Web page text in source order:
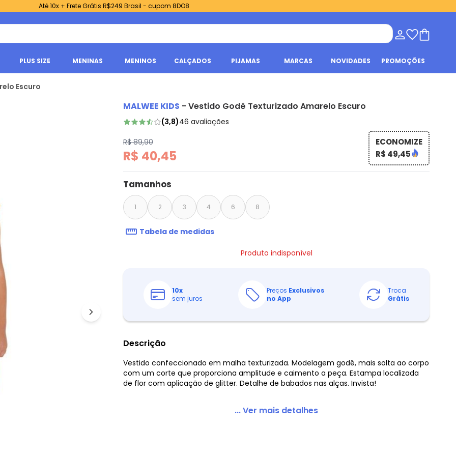
Até 10x + Frete Grátis R$249 Brasil - cupom 8DO8
PLUS SIZE MENINAS MENINOS CALÇADOS PIJAMAS MARCAS NOVIDADES PROMOÇÕES
Escuro
MALWEE KIDS - Vestido Godê Texturizado Amarelo Escuro
(3,8)46 avaliações
R$ 89,90
R$ 40,45
ECONOMIZE
R$ 49,45
Tamanhos
1 2 3 4 6 8
Tabela de medidas
Produto indisponível
10x
sem juros
Preços Exclusivos
no App
Troca
Grátis
Descrição
Vestido confeccionado em malha texturizada. Modelagem godê, mais solta ao corpo
com um corte que proporciona amplitude e caimento a peça. Estampa localizada
de flor com aplicação de glitter. Detalhe de babados nas alças. Invista!
... Ver mais detalhes